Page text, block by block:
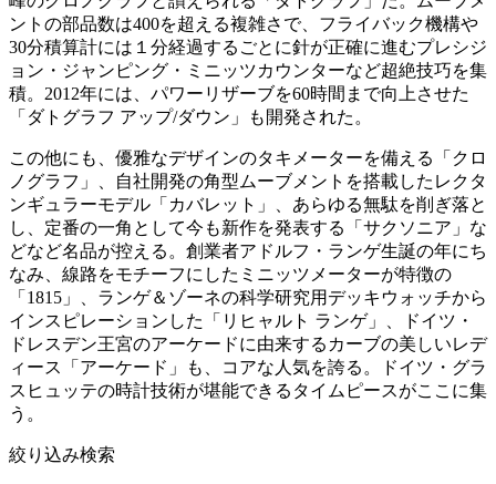
ントの部品数は400を超える複雑さで、フライバック機構や
30分積算計には１分経過するごとに針が正確に進むプレシジ
ョン・ジャンピング・ミニッツカウンターなど超絶技巧を集
積。2012年には、パワーリザーブを60時間まで向上させた
「ダトグラフ アップ/ダウン」も開発された。
この他にも、優雅なデザインのタキメーターを備える「クロ
ノグラフ」、自社開発の角型ムーブメントを搭載したレクタ
ンギュラーモデル「カバレット」、あらゆる無駄を削ぎ落と
し、定番の一角として今も新作を発表する「サクソニア」な
どなど名品が控える。創業者アドルフ・ランゲ生誕の年にち
なみ、線路をモチーフにしたミニッツメーターが特徴の
「1815」、ランゲ＆ゾーネの科学研究用デッキウォッチから
インスピレーションした「リヒャルト ランゲ」、ドイツ・
ドレスデン王宮のアーケードに由来するカーブの美しいレデ
ィース「アーケード」も、コアな人気を誇る。ドイツ・グラ
スヒュッテの時計技術が堪能できるタイムピースがここに集
う。
絞り込み検索